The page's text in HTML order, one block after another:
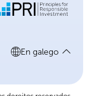
En galego